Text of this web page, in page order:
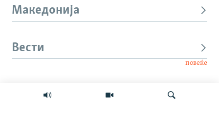
Македонија
Вести
повеќе
Интервју